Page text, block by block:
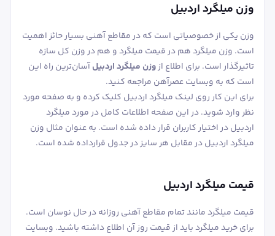
وزن میلگرد اردبیل
وزن یکی از خصوصیاتی است که در مقاطع آهنی بسیار حائز اهمیت
است. وزن میلگرد هم در قیمت میلگرد و هم در وزن کل سازه
تاثیرگذار است. برای اطلاع ازوزن میلگرد اردبیلآسان‌ترین راه این
است که به وبسایت عصرآهن مراجعه کنید.
برای این کار روی لینک میلگرد اردبیل کلیک کرده و به صفحه مورد
نظر وارد شوید. در این صفحه اطلاعات کامل در مورد میلگرد
اردبیل در اختیار کاربران قرار داده شده است. به عنوان مثال وزن
میلگرد اردبیل در مقابل هر سایز در جدول قرارداده شده است.
قیمت میلگرد اردبیل
قیمت میلگرد مانند تمام مقاطع آهنی روزانه در حال نوسان است.
برای خرید میلگرد باید از قیمت روز آن اطلاع داشته باشید. وبسایت